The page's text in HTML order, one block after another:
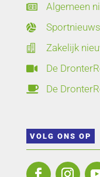
 Algemeen
 Sportnieuws
 Zakelijk
 De
 De
VOLG ONS OP